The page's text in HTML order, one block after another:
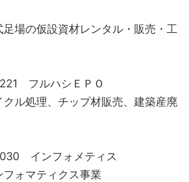
場の仮設資材レンタル・販売・工
フルハシＥＰＯ
ル処理、チップ材販売、建築産廃
インフォメティス
ォマティクス事業